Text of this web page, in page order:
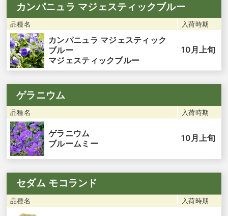
カンパニュラ マジェスティックブルー
品種名 入荷時期
カンパニュラ マジェスティック
ブルー
マジェスティックブルー
10月上旬
ゲラニウム
品種名 入荷時期
ゲラニウム
ブルームミー
10月上旬
セダム モコランド
品種名 入荷時期